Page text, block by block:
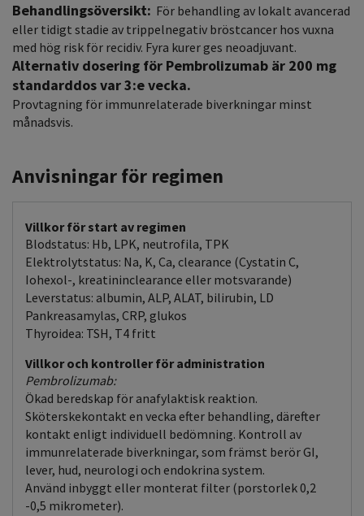
Behandlingsöversikt: För behandling av lokalt avancerad
eller tidigt stadie av trippelnegativ bröstcancer hos vuxna
med hög risk för recidiv. Fyra kurer ges neoadjuvant.
Alternativ dosering för Pembrolizumab är 200 mg
standarddos var 3:e vecka.
Provtagning för immunrelaterade biverkningar minst
månadsvis.
Anvisningar för regimen
Villkor för start av regimen
Blodstatus: Hb, LPK, neutrofila, TPK
Elektrolytstatus: Na, K, Ca, clearance (Cystatin C,
Iohexol-, kreatininclearance eller motsvarande)
Leverstatus: albumin, ALP, ALAT, bilirubin, LD
Pankreasamylas, CRP, glukos
Thyroidea: TSH, T4 fritt
Villkor och kontroller för administration
Pembrolizumab:
Ökad beredskap för anafylaktisk reaktion.
Sköterskekontakt en vecka efter behandling, därefter
kontakt enligt individuell bedömning. Kontroll av
immunrelaterade biverkningar, som främst berör GI,
lever, hud, neurologi och endokrina system.
Använd inbyggt eller monterat filter (porstorlek 0,2
-0,5 mikrometer).